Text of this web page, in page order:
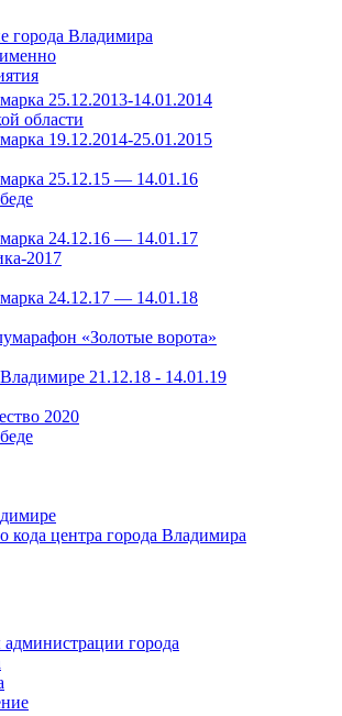
города Владимира
25.12.2013-14.01.2014
области
19.12.2014-25.01.2015
25.12.15 — 14.01.16
24.12.16 — 14.01.17
2017
24.12.17 — 14.01.18
«Золотые ворота»
21.12.18 - 14.01.19
2020
кода центра города Владимира
администрации города